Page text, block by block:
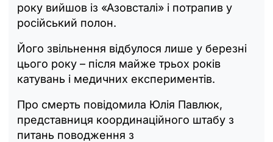
року вийшов із «Азовсталі» і потрапив у
російський полон.
Його звільнення відбулося лише у березні
цього року – після майже трьох років
катувань і медичних експериментів.
Про смерть повідомила Юлія Павлюк,
представниця координаційного штабу з
питань поводження з